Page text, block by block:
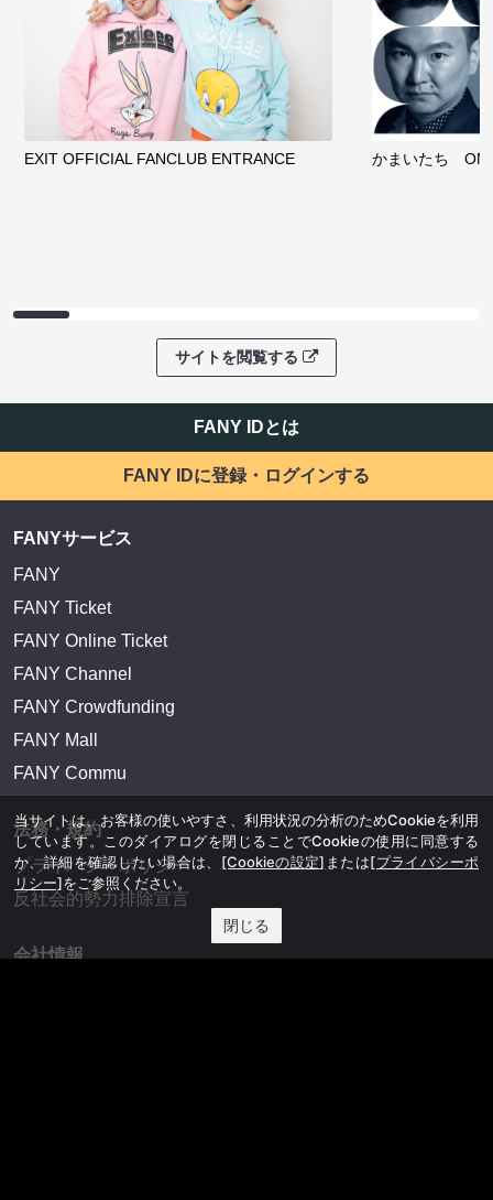
EXIT OFFICIAL FANCLUB ENTRANCE かまいたち
サイトを閲覧する
FANY IDとは
FANY IDに登録・ログインする
FANYサービス
FANY
FANY Ticket
FANY Online Ticket
FANY Channel
FANY Crowdfunding
FANY Mall
FANY Commu
法務・規約
プライバシーポリシー
反社会的勢力排除宣言
会社情報
当サイトは、お客様の使いやすさ、利用状況の分析のためCookieを利用
しています。このダイアログを閉じることでCookieの使用に同意する
か、詳細を確認したい場合は、 [Cookieの設定] または[プライバシーポ
リシー]をご参照ください。
閉じる